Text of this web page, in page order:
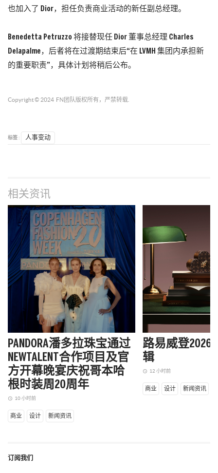
也加入了 Dior，担任负责商业活动的新任副总经理。
Benedetta Petruzzo 将接替现任 Dior 董事总经理 Charles
Delapalme，后者将在过渡期结束后“在 LVMH 集团内承担新
的重要职责”，具体计划将稍后公布。
Copyright © 2024 FN团队 版权所有，严禁转载.
标签 : 人事变动
相关资讯
PANDORA潘多拉珠宝通过
NEWTALENT合作项目及官
方开幕晚宴庆祝哥本哈
根时装周20周年
access_time 10 小时前
商业 设计 新闻资讯
路易威登2026
辑
access_time 12 小时前
商业 设计 新闻资讯
订阅我们